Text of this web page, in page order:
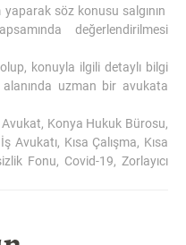
söz konusu salgının
değerlendirilmesi
konuyla ilgili detaylı bilgi
uzman bir avukata
Avukat, Konya Hukuk Bürosu,
Avukatı, Kısa Çalışma, Kısa
Fonu, Covid-19, Zorlayıcı